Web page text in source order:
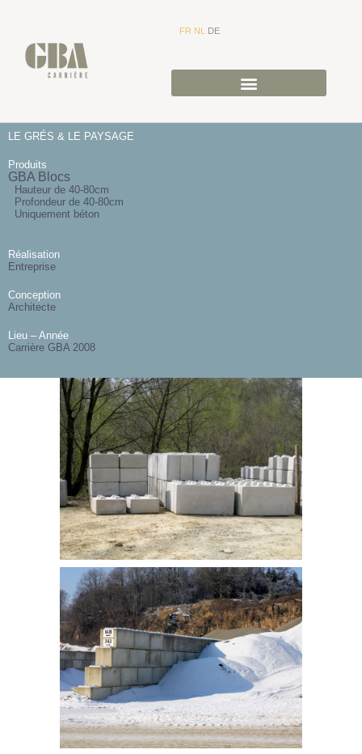
FR NL DE
LE GRÉS & LE PAYSAGE
Produits
GBA Blocs
Hauteur de 40-80cm
Profondeur de 40-80cm
Uniquement béton
Réalisation
Entreprise
Conception
Architecte
Lieu – Année
Carrière GBA 2008